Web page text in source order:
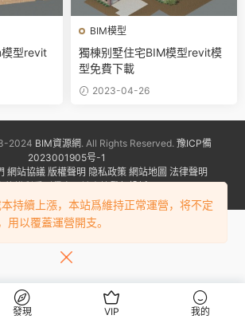
型revit
BIM模型
獨棟别墅住宅BIM模型revit模
型免費下載
2023-04-26
2024 BIM資源網. All Rights Reserved. 豫ICP備
2023001905号-1
網站協議 版權聲明 隐私政策 網站地圖 法律聲明
發現 VIP 我的
持續上漲，本站爲維持正常運營，将不定
用以覆蓋運營開支。